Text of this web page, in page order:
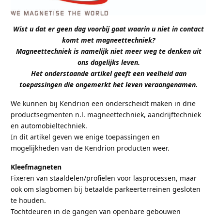
Wist u dat er geen dag voorbij gaat waarin u niet in contact
komt met magneettechniek?
Magneettechniek is namelijk niet meer weg te denken uit
ons dagelijks leven.
Het onderstaande artikel geeft een veelheid aan
toepassingen die ongemerkt het leven veraangenamen.
We kunnen bij Kendrion een onderscheidt maken in drie
productsegmenten n.l. magneettechniek, aandrijftechniek
en automobieltechniek.
In dit artikel geven we enige toepassingen en
mogelijkheden van de Kendrion producten weer.
Kleefmagneten
Fixeren van staaldelen/profielen voor lasprocessen, maar
ook om slagbomen bij betaalde parkeerterreinen gesloten
te houden.
Tochtdeuren in de gangen van openbare gebouwen